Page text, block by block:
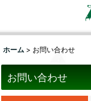
ホーム > お問い合わせ
お問い合わせ